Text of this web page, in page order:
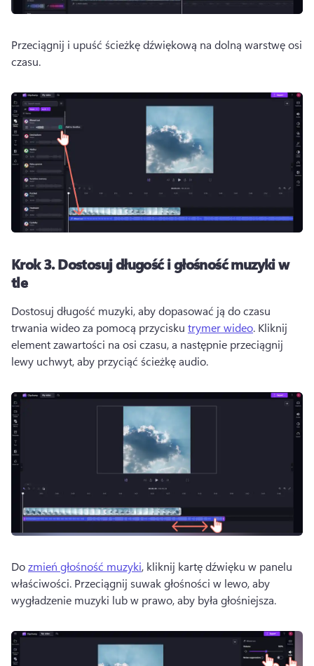
Przeciągnij i upuść ścieżkę dźwiękową na dolną warstwę osi
czasu.
Krok 3.Dostosuj długość i głośność muzyki w
tle
Dostosuj długość muzyki, aby dopasować ją do czasu
trwania wideo za pomocą przycisku trymer wideo. Kliknij
element zawartości na osi czasu, a następnie przeciągnij
lewy uchwyt, aby przyciąć ścieżkę audio.
Do zmień głośność muzyki, kliknij kartę dźwięku w panelu
właściwości. Przeciągnij suwak głośności w lewo, aby
wygładzenie muzyki lub w prawo, aby była głośniejsza.